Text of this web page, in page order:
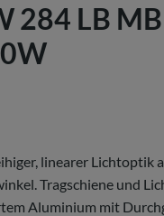
284 LB
linearer Lichtoptik
Tragschiene und
Aluminium mit